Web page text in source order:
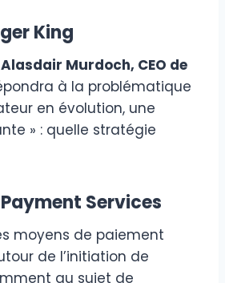
King
Alasdair Murdoch, CEO de
à la problématique
en évolution, une
» : quelle stratégie
Services
moyens de paiement
de l’initiation de
au sujet de